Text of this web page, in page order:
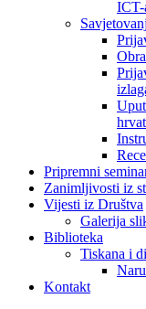
ICT-
Pripremni
Zanimljivosti iz
Vijesti iz Društva
Galerija
Biblioteka
Tiskana i
Kontakt